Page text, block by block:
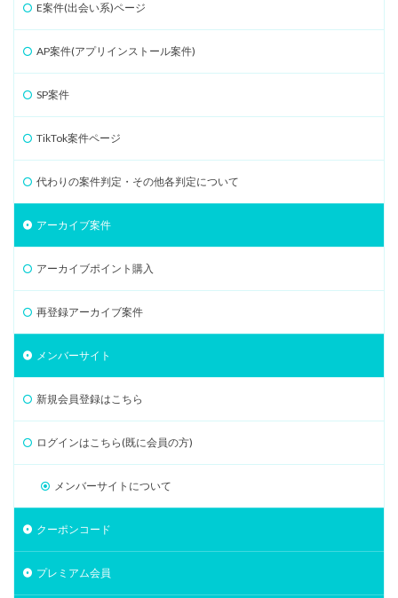
E案件(出会い系)ページ
AP案件(アプリインストール案件)
SP案件
TikTok案件ページ
代わりの案件判定・その他各判定について
アーカイブ案件
アーカイブポイント購入
再登録アーカイブ案件
メンバーサイト
新規会員登録はこちら
ログインはこちら(既に会員の方)
メンバーサイトについて
クーポンコード
プレミアム会員